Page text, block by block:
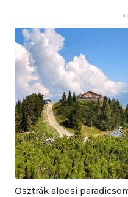
Osztrák alpesi